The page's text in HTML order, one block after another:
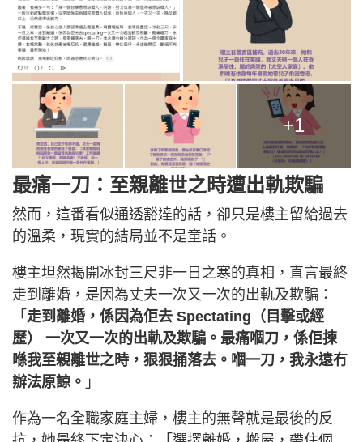
+1
最痛一刀：至親離世之時遭出軌欺騙
然而，這番看似通透豁達的話，卻只是樓主留給過去
的溫柔，現實的結局並不是童話。
樓主坦然揭開冰封三尺非一日之寒的真相，直言最終
走到離婚，是因為丈夫一次又一次的出軌及欺騙：
「 走到離婚，係因為佢去 Spectating（目擊或經
歷） 一次又一次的出軌及欺騙。最痛嗰刀，係佢揀
喺我至親離世之時，狠狠捅落去。嗰一刀，我永遠冇
辦法原諒。 」
作為一名全職家庭主婦，樓主的無聲就是最後的反